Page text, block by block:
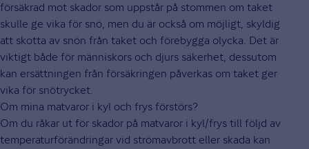
försäkrad mot skador som uppstår på stommen om taket
skulle ge vika för snö, men du är också om möjligt, skyldig
att skotta av snön från taket och förebygga olycka. Det är
viktigt både för människors och djurs säkerhet, dessutom
kan ersättningen från försäkringen påverkas om taket ger
vika för snötrycket.
Om mina matvaror i kyl och frys förstörs?
Om du råkar ut för skador på matvaror i kyl/frys till följd av
temperaturförändringar vid strömavbrott eller skada kan